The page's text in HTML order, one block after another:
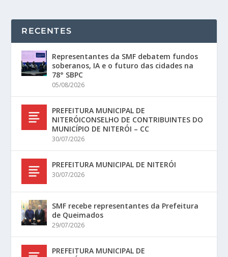
RECENTES
Representantes da SMF debatem fundos
soberanos, IA e o futuro das cidades na
78° SBPC
05/08/2026
PREFEITURA MUNICIPAL DE
NITERÓICONSELHO DE CONTRIBUINTES DO
MUNICÍPIO DE NITERÓI – CC
30/07/2026
PREFEITURA MUNICIPAL DE NITERÓI
30/07/2026
SMF recebe representantes da Prefeitura
de Queimados
29/07/2026
PREFEITURA MUNICIPAL DE